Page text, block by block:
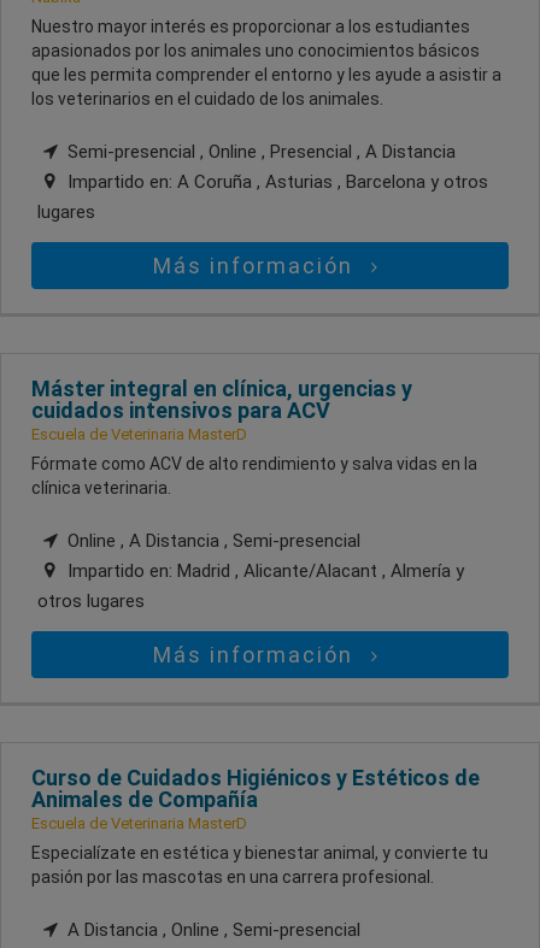
Nuestro mayor interés es proporcionar a los estudiantes
apasionados por los animales uno conocimientos básicos
que les permita comprender el entorno y les ayude a asistir a
los veterinarios en el cuidado de los animales.
Semi-presencial , Online , Presencial , A Distancia
Impartido en: A Coruña , Asturias , Barcelona y otros
lugares
Más información
Máster integral en clínica, urgencias y
cuidados intensivos para ACV
Escuela de Veterinaria MasterD
Fórmate como ACV de alto rendimiento y salva vidas en la
clínica veterinaria.
Online , A Distancia , Semi-presencial
Impartido en: Madrid , Alicante/Alacant , Almería y
otros lugares
Más información
Curso de Cuidados Higiénicos y Estéticos de
Animales de Compañía
Escuela de Veterinaria MasterD
Especialízate en estética y bienestar animal, y convierte tu
pasión por las mascotas en una carrera profesional.
A Distancia , Online , Semi-presencial